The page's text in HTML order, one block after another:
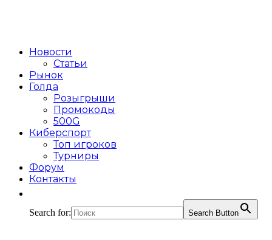
Новости
Статьи
Рынок
Голда
Розыгрыши
Промокоды
500G
Киберспорт
Топ игроков
Турниры
Форум
Контакты
Search for: Search Button